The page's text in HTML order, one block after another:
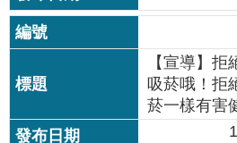
【宣導】
吸菸哦！拒
菸一樣有害